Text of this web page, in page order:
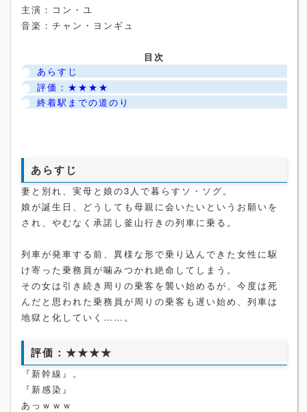
主演：コン・ユ
音楽：チャン・ヨンギュ
目次
あらすじ
評価：★★★★
終着駅までの道のり
あらすじ
妻と別れ、実母と娘の3人で暮らすソ・ソグ。
娘が誕生日、どうしても母親に会いたいというお願いを
され、やむなく承諾し釜山行きの列車に乗る。
列車が発車する前、異様な形で乗り込んできた女性に駆
け寄った乗務員が噛みつかれ絶命してしまう。
その女は引き続き周りの乗客を襲い始めるが、今度は死
んだと思われた乗務員が周りの乗客も遅い始め、列車は
地獄と化していく……。
評価：★★★★
『新幹線』。
『新感染』
あっｗｗｗ